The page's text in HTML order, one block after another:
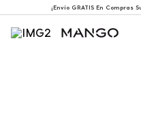
¡Envío GRATIS En Compras